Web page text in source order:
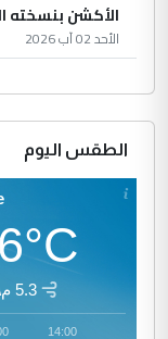
الأكشن بنسخته
الأحد 02 آب 2026
الطقس اليوم
5.3 م\ث
14:00